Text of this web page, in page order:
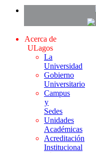
Acerca de
ULagos
La
Universidad
Gobierno
Universitario
Campus
y
Sedes
Unidades
Académicas
Acreditación
Institucional